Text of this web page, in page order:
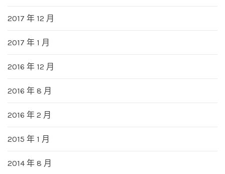
2017 年 12 月
2017 年 1 月
2016 年 12 月
2016 年 8 月
2016 年 2 月
2015 年 1 月
2014 年 8 月